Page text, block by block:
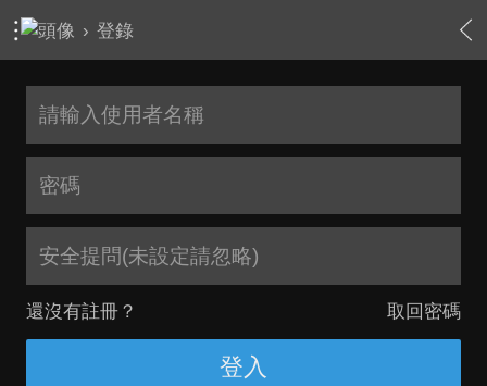
› 登錄
安全提問(未設定請忽略)
還沒有註冊？ 取回密碼
登入